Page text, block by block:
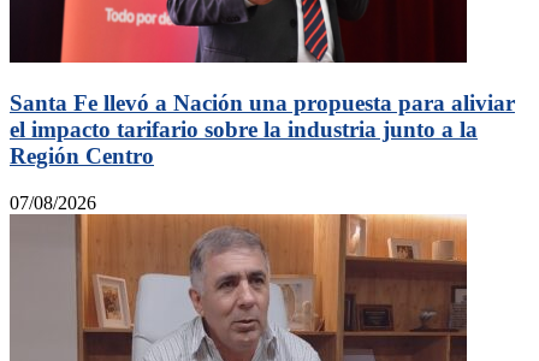
Santa Fe llevó a Nación una propuesta para aliviar
el impacto tarifario sobre la industria junto a la
Región Centro
07/08/2026